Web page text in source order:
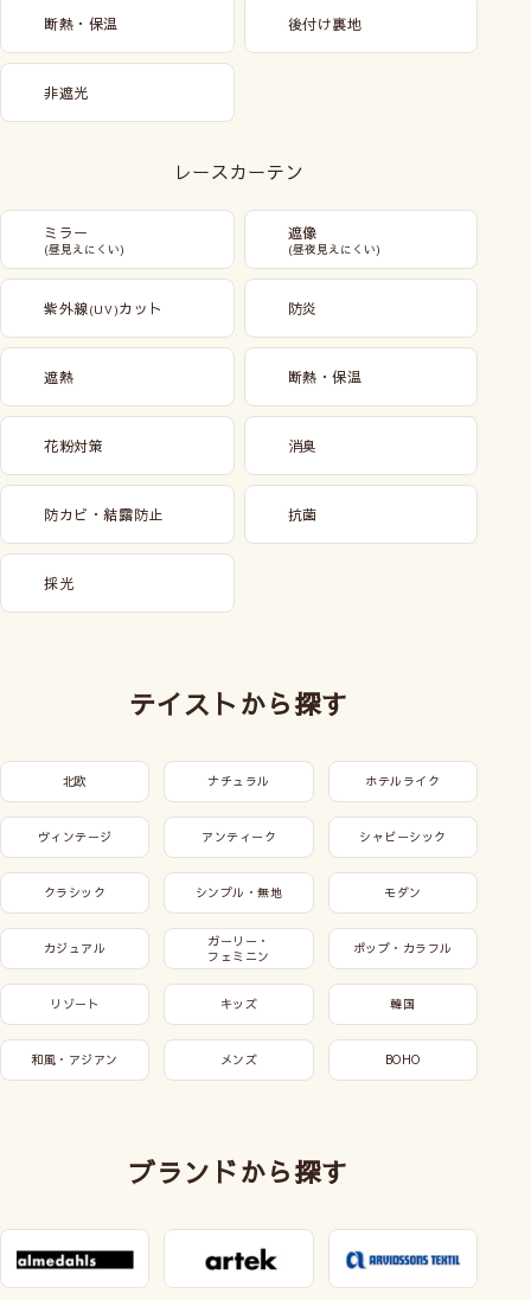
断熱・保温 後付け裏地
非遮光
レースカーテン
ミラー
(昼見えにくい)
遮像
(昼夜見えにくい)
紫外線(UV)カット 防炎
遮熱 断熱・保温
花粉対策 消臭
防カビ・結露防止 抗菌
採光
テイストから探す
北欧 ナチュラル ホテルライク
ヴィンテージ アンティーク シャビーシック
クラシック シンプル・無地 モダン
カジュアル
ガーリー・
フェミニン
ポップ・カラフル
リゾート キッズ 韓国
和風・アジアン メンズ BOHO
ブランドから探す